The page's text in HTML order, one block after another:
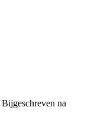
Bijgeschreven na